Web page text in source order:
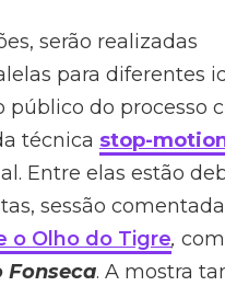
serão realizadas
para diferentes
público do processo
técnica stop-
Entre elas estão
sessão
o Olho do Tigre,
Fonseca. A mostra